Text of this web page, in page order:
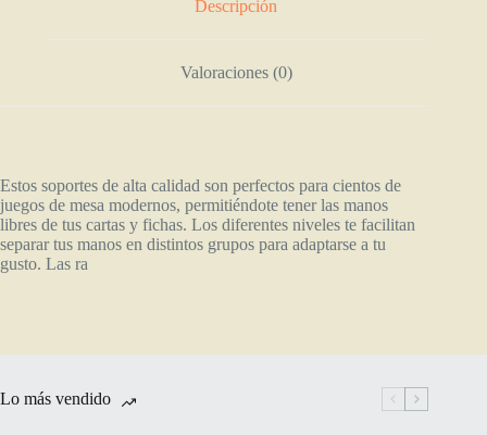
Descripción
Valoraciones (0)
Estos soportes de alta calidad son perfectos para cientos de
juegos de mesa modernos, permitiéndote tener las manos
libres de tus cartas y fichas. Los diferentes niveles te facilitan
separar tus manos en distintos grupos para adaptarse a tu
gusto. Las ra
Lo más vendido